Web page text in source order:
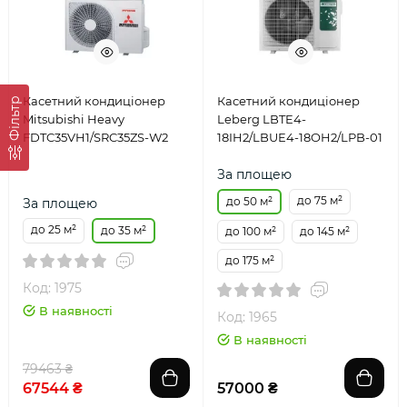
ФільтрКасетний кондиціонер
Mitsubishi Heavy
FDTC35VH1/SRC35ZS-W2
За площею
до 25 м² до 35 м²
Код: 1975
В наявності
79463 ₴
67544 ₴
Касетний кондиціонер
Leberg LBTE4-
18IH2/LBUE4-18OH2/LPB-01
За площею
до 50 м² до 75 м²
до 100 м² до 145 м²
до 175 м²
Код: 1965
В наявності
57000 ₴